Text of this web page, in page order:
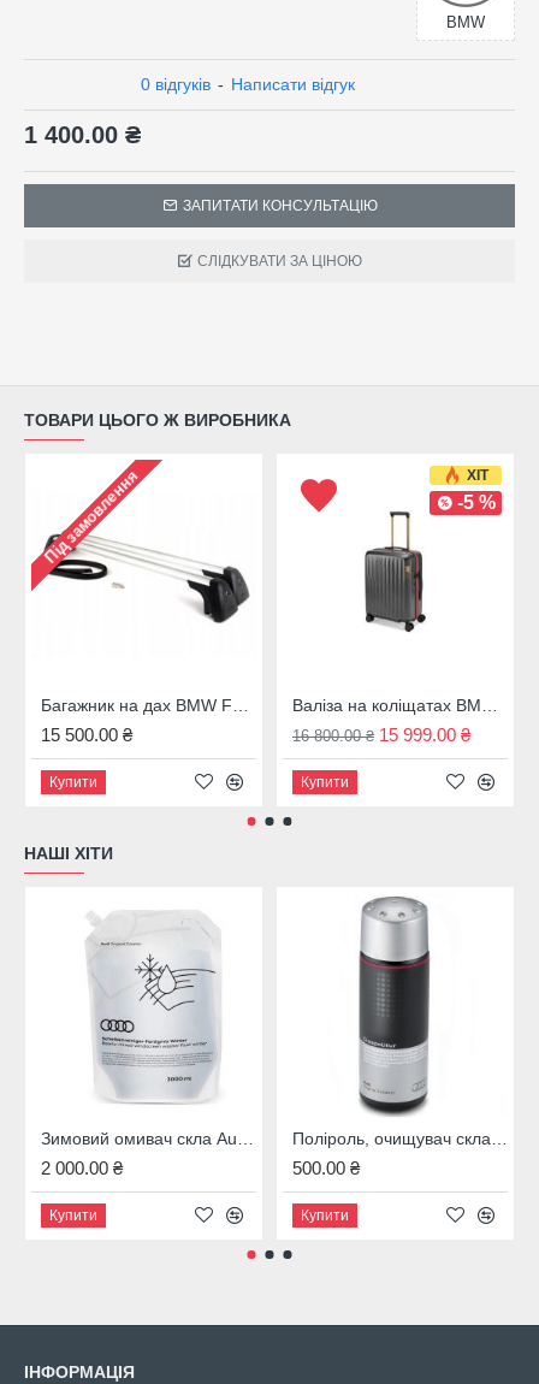
BMW
0 відгуків - Написати відгук
1 400.00 ₴
ЗАПИТАТИ КОНСУЛЬТАЦІЮ
СЛІДКУВАТИ ЗА ЦІНОЮ
ТОВАРИ ЦЬОГО Ж ВИРОБНИКА
Під замовлення
Багажник на дах BMW F31, 82712350124
15 500.00 ₴
Купити
ХІТ
-5 %
Валіза на коліщатах BMW M темно-сіра 43 л. 80225A7C973
16 800.00 ₴ 15 999.00 ₴
Купити
НАШІ ХІТИ
Зимовий омивач скла Audi, 4M8096323B
2 000.00 ₴
Купити
Поліроль, очищувач скла Audi, 00A096329020
500.00 ₴
Купити
ІНФОРМАЦІЯ